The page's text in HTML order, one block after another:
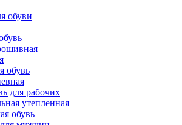
обуви
обувь
для рабочих
утепленная
обувь